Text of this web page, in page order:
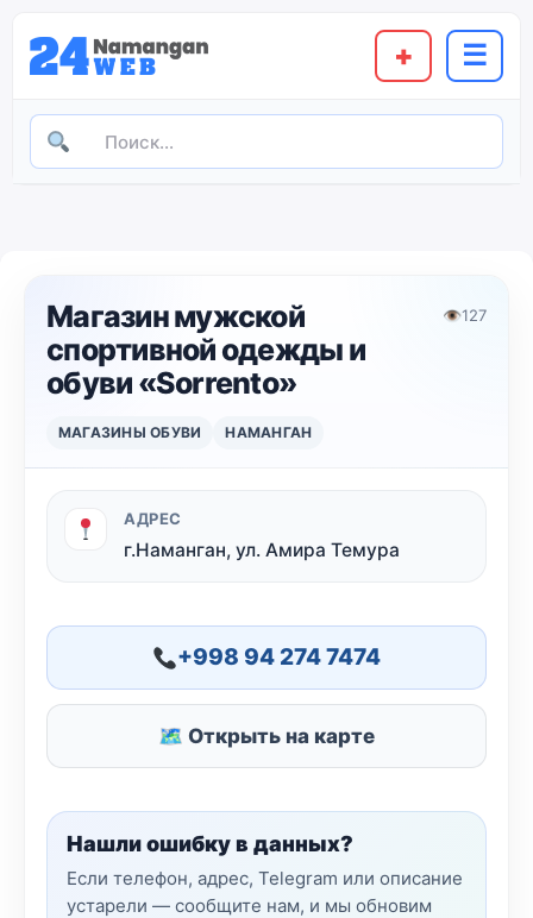
+ ☰
Магазин мужской
спортивной одежды и
обуви «Sorrento»
👁127
МАГАЗИНЫ ОБУВИ НАМАНГАН
АДРЕС
г.Наманган, ул. Амира Темура
+998 94 274 7474
🗺 Открыть на карте
Нашли ошибку в данных?
Если телефон, адрес, Telegram или описание
устарели — сообщите нам, и мы обновим